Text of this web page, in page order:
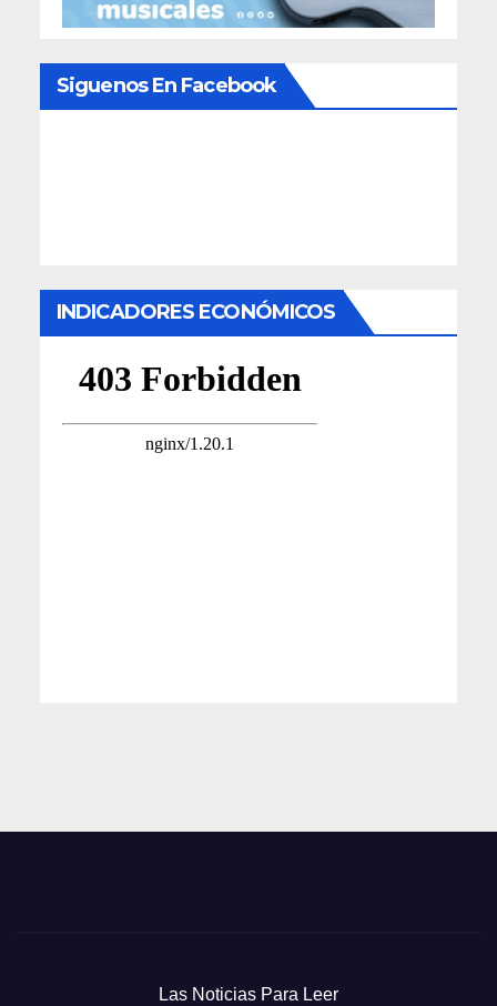
Siguenos En Facebook
INDICADORES ECONÓMICOS
Las Noticias Para Leer